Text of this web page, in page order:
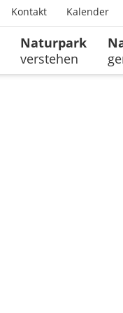
Kontakt Kalender
Naturpark
verstehen